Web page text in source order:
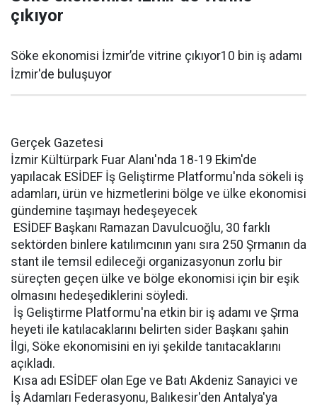
çıkıyor
Söke ekonomisi İzmir’de vitrine çıkıyor10 bin iş adamı
İzmir'de buluşuyor
Gerçek Gazetesi
İzmir Kültürpark Fuar Alanı'nda 18-19 Ekim'de
yapılacak ESİDEF İş Geliştirme Platformu'nda sökeli iş
adamları, ürün ve hizmetlerini bölge ve ülke ekonomisi
gündemine taşımayı hedeşeyecek
ESİDEF Başkanı Ramazan Davulcuoğlu, 30 farklı
sektörden binlere katılımcının yanı sıra 250 Şrmanın da
stant ile temsil edileceği organizasyonun zorlu bir
süreçten geçen ülke ve bölge ekonomisi için bir eşik
olmasını hedeşediklerini söyledi.
İş Geliştirme Platformu'na etkin bir iş adamı ve Şrma
heyeti ile katılacaklarını belirten sider Başkanı şahin
İlgi, Söke ekonomisini en iyi şekilde tanıtacaklarını
açıkladı.
Kısa adı ESİDEF olan Ege ve Batı Akdeniz Sanayici ve
İş Adamları Federasyonu, Balıkesir'den Antalya'ya